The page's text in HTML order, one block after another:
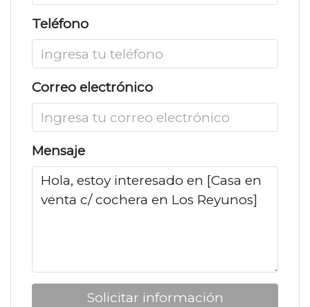
Teléfono
Correo electrónico
Mensaje
Solicitar información